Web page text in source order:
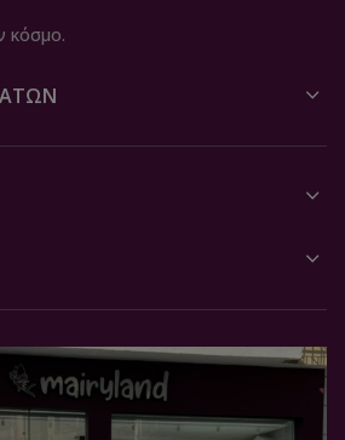
κόσμο.